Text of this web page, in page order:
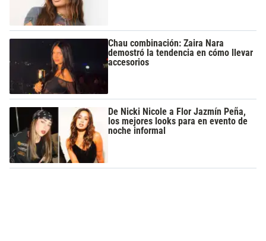
Chau combinación: Zaira Nara
demostró la tendencia en cómo llevar
accesorios
De Nicki Nicole a Flor Jazmín Peña,
los mejores looks para en evento de
noche informal